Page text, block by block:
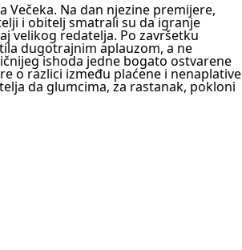
Večeka. Na dan njezine premijere,
i obitelj smatrali su da igranje
velikog redatelja. Po završetku
dugotrajnim aplauzom, a ne
ishoda jedne bogato ostvarene
o razlici između plaćene i nenaplative
da glumcima, za rastanak, pokloni